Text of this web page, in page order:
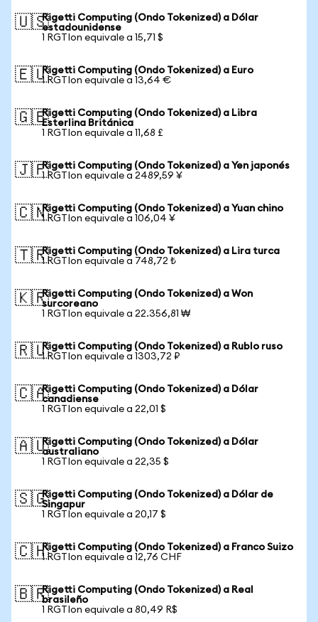
🇺🇸Rigetti Computing (Ondo Tokenized) a Dólar
estadounidense
1 RGTIon equivale a 15,71 $
🇪🇺Rigetti Computing (Ondo Tokenized) a Euro
1 RGTIon equivale a 13,64 €
🇬🇧Rigetti Computing (Ondo Tokenized) a Libra
Esterlina Británica
1 RGTIon equivale a 11,68 £
🇯🇵Rigetti Computing (Ondo Tokenized) a Yen japonés
1 RGTIon equivale a 2489,59 ¥
🇨🇳Rigetti Computing (Ondo Tokenized) a Yuan chino
1 RGTIon equivale a 106,04 ¥
🇹🇷Rigetti Computing (Ondo Tokenized) a Lira turca
1 RGTIon equivale a 748,72 ₺
🇰🇷Rigetti Computing (Ondo Tokenized) a Won
surcoreano
1 RGTIon equivale a 22.356,81 ₩
🇷🇺Rigetti Computing (Ondo Tokenized) a Rublo ruso
1 RGTIon equivale a 1303,72 ₽
🇨🇦Rigetti Computing (Ondo Tokenized) a Dólar
canadiense
1 RGTIon equivale a 22,01 $
🇦🇺Rigetti Computing (Ondo Tokenized) a Dólar
australiano
1 RGTIon equivale a 22,35 $
🇸🇬Rigetti Computing (Ondo Tokenized) a Dólar de
Singapur
1 RGTIon equivale a 20,17 $
🇨🇭Rigetti Computing (Ondo Tokenized) a Franco Suizo
1 RGTIon equivale a 12,76 CHF
🇧🇷Rigetti Computing (Ondo Tokenized) a Real
brasileño
1 RGTIon equivale a 80,49 R$